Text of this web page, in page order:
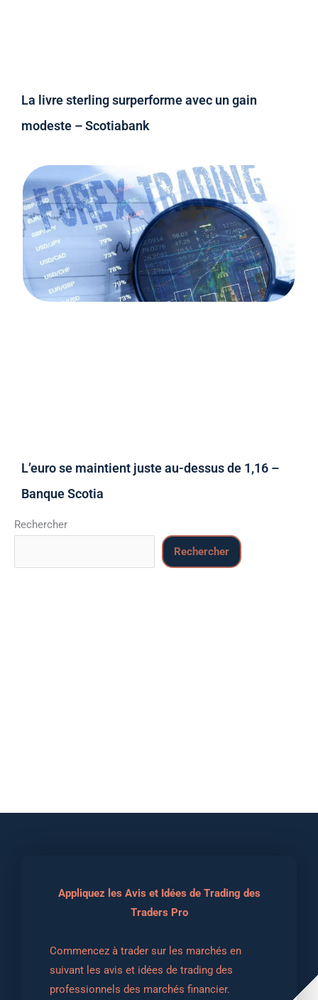
La livre sterling surperforme avec un gain
modeste – Scotiabank
L’euro se maintient juste au-dessus de 1,16 –
Banque Scotia
Rechercher
Rechercher
Appliquez les Avis et Idées de Trading des
Traders Pro
Commencez à trader sur les marchés en
suivant les avis et idées de trading des
professionnels des marchés financier.